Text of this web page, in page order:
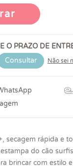
O PRAZO DE
Consultar
Não sei
secagem rápida e
do cão
brincar com estilo